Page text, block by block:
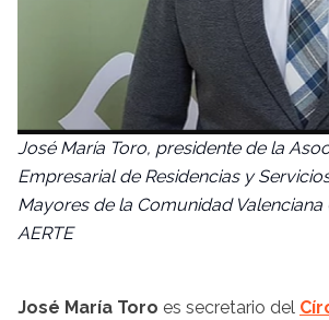
José María Toro, presidente de la
Empresarial de Residencias y
Mayores de la Comunidad Valenciana
AERTE
José María Toro es secretario del